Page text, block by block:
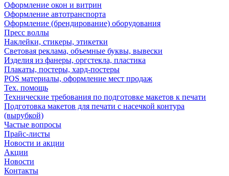
Оформление окон и витрин
Оформление автотранспорта
Оформление (брендирование) оборудования
Пресс воллы
Наклейки, стикеры, этикетки
Световая реклама, объемные буквы, вывески
Изделия из фанеры, оргстекла, пластика
Плакаты, постеры, хард-постеры
POS материалы, оформление мест продаж
Тех. помощь
Технические требования по подготовке макетов к печати
Подготовка макетов для печати с насечкой контура
(вырубкой)
Частые вопросы
Прайс-листы
Новости и акции
Акции
Новости
Контакты